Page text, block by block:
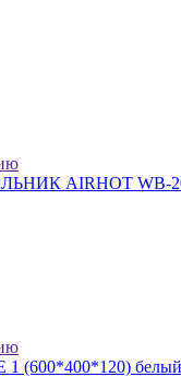
AIRHOT WB-
(600*400*120)